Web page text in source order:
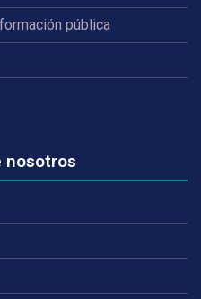
pública
nosotros